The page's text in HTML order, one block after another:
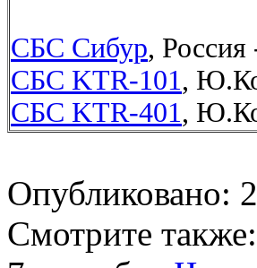
СБС Сибур,
СБС KTR-101 ,
СБС KTR-401 ,
Опубликовано:
Смотрите также: